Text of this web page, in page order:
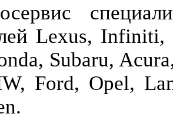
Lexus,
Subaru,
Ford, Opel,